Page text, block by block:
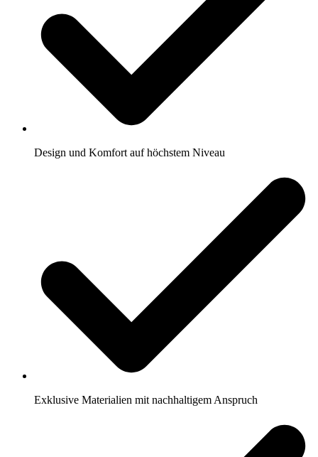
Design und Komfort auf höchstem Niveau
Exklusive Materialien mit nachhaltigem Anspruch